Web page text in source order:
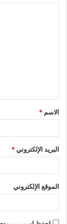
ق
*
الاسم *
البريد الإلكتروني*
الموقع الإلكتروني